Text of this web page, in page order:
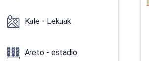
Kale - Lekuak
Areto - estadio